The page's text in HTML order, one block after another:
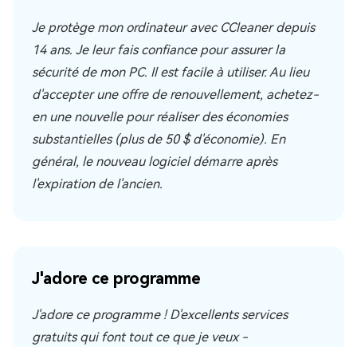
Je protège mon ordinateur avec CCleaner depuis
14 ans. Je leur fais confiance pour assurer la
sécurité de mon PC. Il est facile à utiliser. Au lieu
d'accepter une offre de renouvellement, achetez-
en une nouvelle pour réaliser des économies
substantielles (plus de 50 $ d'économie). En
général, le nouveau logiciel démarre après
l'expiration de l'ancien.
J'adore ce programme
J'adore ce programme ! D'excellents services
gratuits qui font tout ce que je veux -